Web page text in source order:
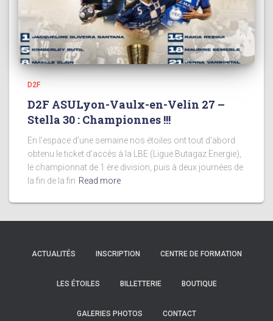
D2F
D2F ASULyon-Vaulx-en-Velin 27 –
Stella 30 : Championnes !!!
En l’espace d’une semaine nos étoiles ont tout d’abord
obtenu le ticket d’accès à la LBE (Ligue Butagaz Energie),
le championnat de 1 ère division, puis à deux journées de
la fin de la fin Read more
ACTUALITÉS INSCRIPTION CENTRE DE FORMATION
LES ÉTOILES BILLETTERIE BOUTIQUE
GALERIES PHOTOS CONTACT